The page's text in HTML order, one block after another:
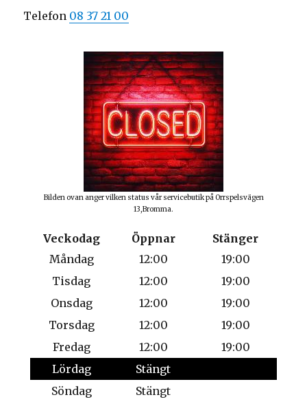
Telefon 08 37 21 00
Bilden ovan anger vilken status vår servicebutik på Orrspelsvägen
13,Bromma.
Veckodag Öppnar
Stänger
Måndag
12:00
19:00
Tisdag
12:00
19:00
Onsdag
12:00
19:00
Torsdag
12:00
19:00
Fredag
12:00
19:00
Lördag
Stängt
Söndag
Stängt